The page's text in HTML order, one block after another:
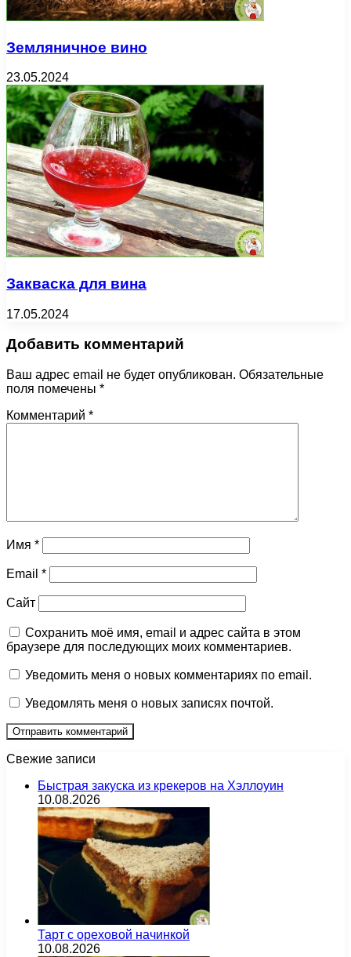
Земляничное вино
23.05.2024
Закваска для вина
17.05.2024
Добавить комментарий
Ваш адрес email не будет опубликован. Обязательные
поля помечены *
Комментарий *
Имя *
Email *
Сайт
Сохранить моё имя, email и адрес сайта в этом
браузере для последующих моих комментариев.
Уведомить меня о новых комментариях по email.
Уведомлять меня о новых записях почтой.
Свежие записи
Быстрая закуска из крекеров на Хэллоуин
10.08.2026
Тарт с ореховой начинкой
10.08.2026